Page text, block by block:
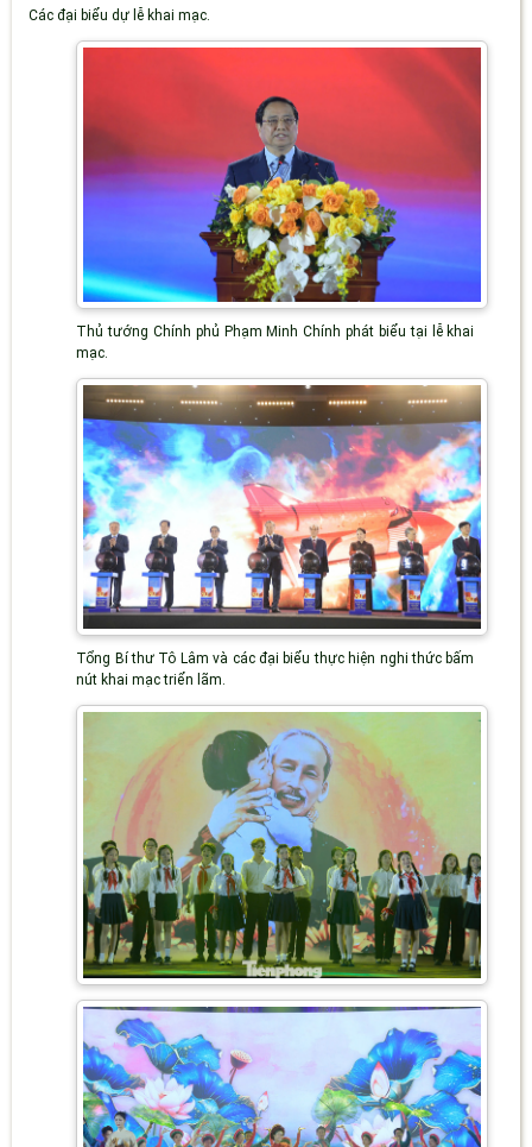
Các đại biểu dự lễ khai mạc.
Thủ tướng Chính phủ Phạm Minh Chính phát biểu tại lễ khai
mạc.
Tổng Bí thư Tô Lâm và các đại biểu thực hiện nghi thức bấm
nút khai mạc triển lãm.